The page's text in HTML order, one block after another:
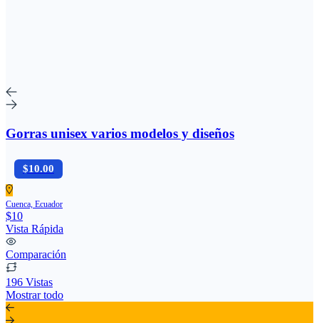
Gorras unisex varios modelos y diseños
$10.00
Cuenca, Ecuador
$10
Vista Rápida
Comparación
196 Vistas
Mostrar todo